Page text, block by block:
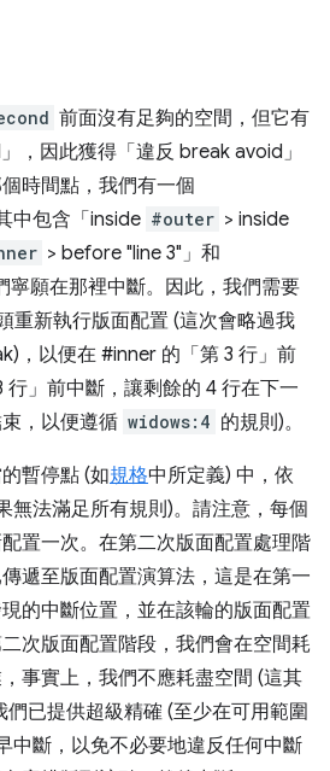
前面沒有足夠的空間，但它有
，因此獲得「違反 break avoid」
時間點，我們有一個
中包含「inside #outer > inside
> before "line 3"」和
寧願在那裡中斷。因此，我們需要
重新執行版面配置 (這次會略過我
，以便在 #inner 的「第 3 行」前
行」前中斷，讓剩餘的 4 行在下一
，以便遵循 widows:4 的規則)。
暫停點 (如規格中所定義) 中，依
無法滿足所有規則)。請注意，每個
置一次。在第二次版面配置處理階
遞至版面配置演算法，這是在第一
的中斷位置，並在該輪的版面配置
次版面配置階段，我們會在空間耗
事實上，我們不應耗盡空間 (這其
已提供超級精確 (至少在可用範圍
中斷，以免不必要地違反任何中斷